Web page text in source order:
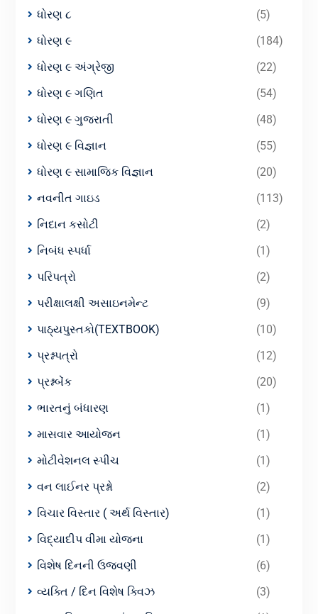
ધોરણ ૮
(5)
ધોરણ ૯
(184)
ધોરણ ૯ અંગ્રેજી
(22)
ધોરણ ૯ ગણિત
(54)
ધોરણ ૯ ગુજરાતી
(48)
ધોરણ ૯ વિજ્ઞાન
(55)
ધોરણ ૯ સામાજિક વિજ્ઞાન
(20)
નવનીત ગાઇડ
(113)
નિદાન કસોટી
(2)
નિબંધ સ્પર્ધા
(1)
પરિપત્રો
(2)
પરીક્ષાલક્ષી અસાઇનમેન્ટ
(9)
પાઠ્યપુસ્તકો(TEXTBOOK)
(10)
પ્રશ્નપત્રો
(12)
પ્રશ્નબેંક
(20)
ભારતનું બંધારણ
(1)
માસવાર આયોજન
(1)
મોટીવેશનલ સ્પીચ
(1)
વન લાઈનર પ્રશ્નો
(2)
વિચાર વિસ્તાર ( અર્થ વિસ્તાર)
(1)
વિદ્યાદીપ વીમા યોજના
(1)
વિશેષ દિનની ઉજવણી
(6)
વ્યક્તિ / દિન વિશેષ ક્વિઝ
(3)